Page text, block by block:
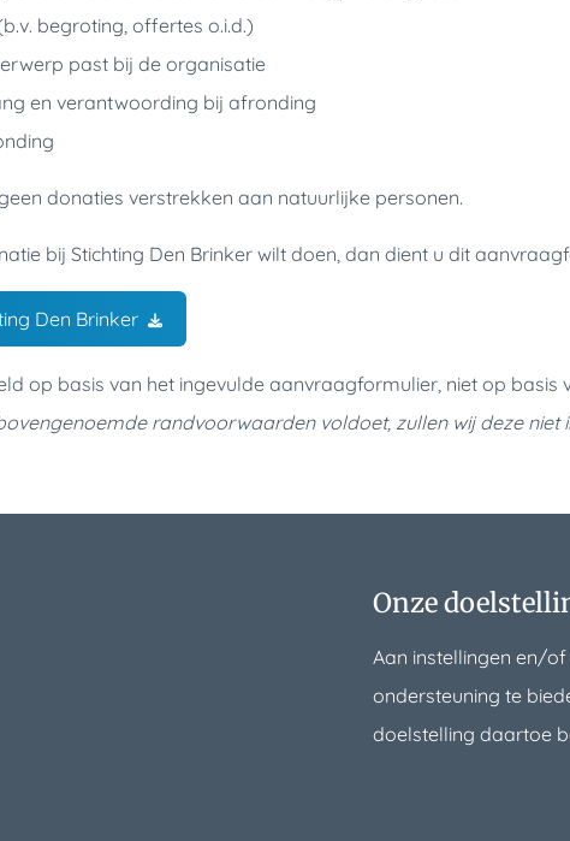
begroting, offertes o.i.d.)
past bij de organisatie
en verantwoording bij afronding
donaties verstrekken aan natuurlijke personen.
bij Stichting Den Brinker wilt doen, dan dient u dit
Den Brinker
op basis van het ingevulde aanvraagformulier, niet op basis
randvoorwaarden voldoet, zullen wij deze niet
Onze
Aan instellingen en/
ondersteuning te
doelstelling daartoe